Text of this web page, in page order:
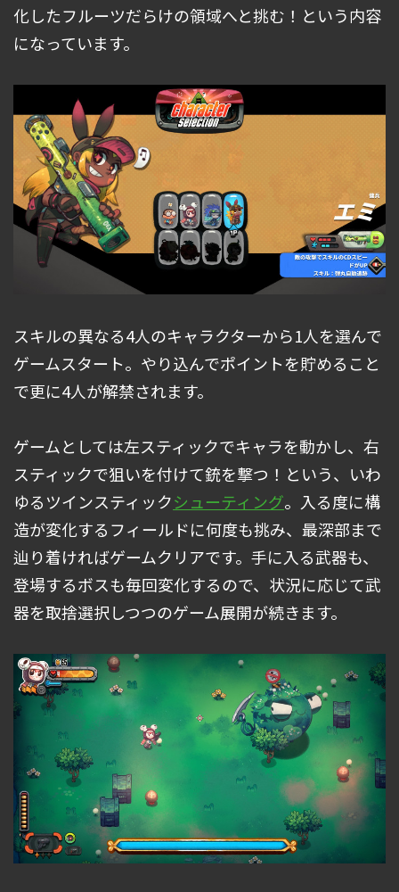
化したフルーツだらけの領域へと挑む！という内容
になっています。
スキルの異なる4人のキャラクターから1人を選んで
ゲームスタート。やり込んでポイントを貯めること
で更に4人が解禁されます。
ゲームとしては左スティックでキャラを動かし、右
スティックで狙いを付けて銃を撃つ！という、いわ
ゆるツインスティックシューティング。入る度に構
造が変化するフィールドに何度も挑み、最深部まで
辿り着ければゲームクリアです。手に入る武器も、
登場するボスも毎回変化するので、状況に応じて武
器を取捨選択しつつのゲーム展開が続きます。